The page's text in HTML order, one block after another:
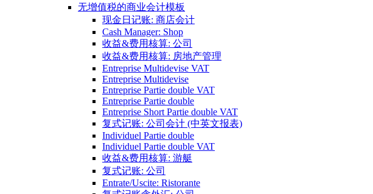
无增值税的商业会计模板
现金日记账: 商店会计
Cash Manager: Shop
收益&费用核算: 公司
收益&费用核算: 房地产管理
Entreprise Multidevise VAT
Entreprise Multidevise
Entreprise Partie double VAT
Entreprise Partie double
Entreprise Short Partie double VAT
复式记账: 公司会计 (中英文报表)
Individuel Partie double
Individuel Partie double VAT
收益&费用核算: 游艇
复式记账: 公司
Entrate/Uscite: Ristorante